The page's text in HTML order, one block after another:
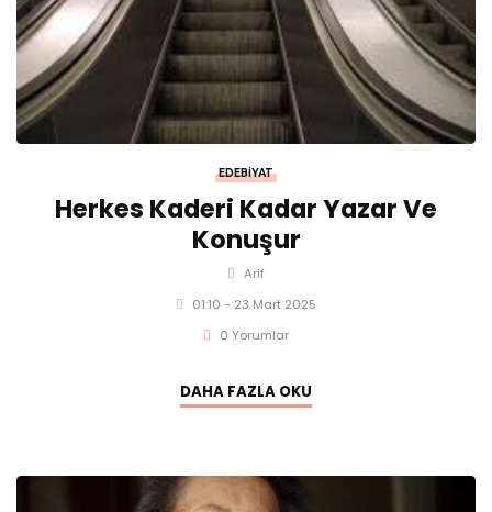
EDEBIYAT
Herkes Kaderi Kadar Yazar Ve
Konuşur
Arif
01:10 - 23 Mart 2025
0 Yorumlar
DAHA FAZLA OKU